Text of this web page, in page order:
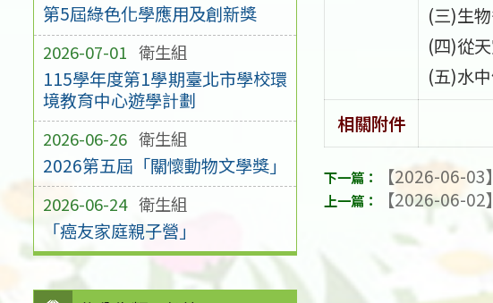
第5屆綠色化學應用及創新獎
2026-07-01 衛生組
115學年度第1學期臺北市學校環
境教育中心遊學計劃
2026-06-26 衛生組
2026第五屆「關懷動物文學獎」
2026-06-24 衛生組
「癌友家庭親子營」
(三)生
(四)從
(五)水
相關附件
【2026-06-03】
【2026-06-02】